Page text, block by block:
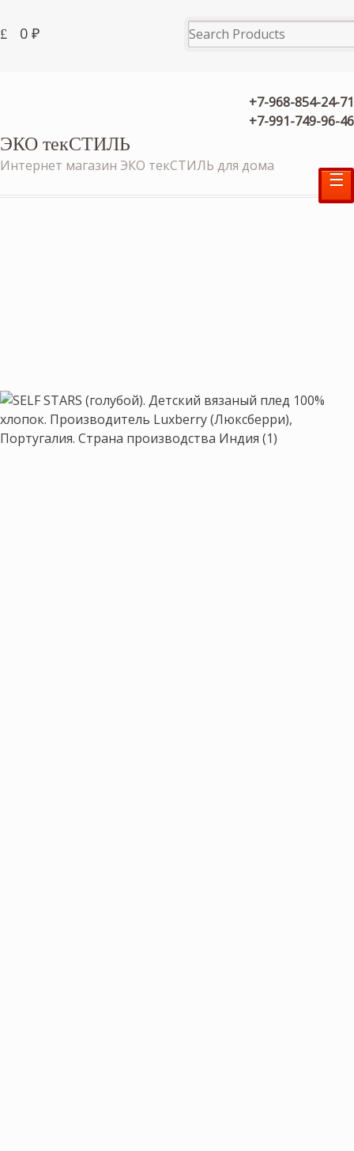
0₽
+7-968-854-24-71
+7-991-749-96-46
ЭКО текСТИЛЬ
Интернет магазин ЭКО текСТИЛЬ для дома
☰